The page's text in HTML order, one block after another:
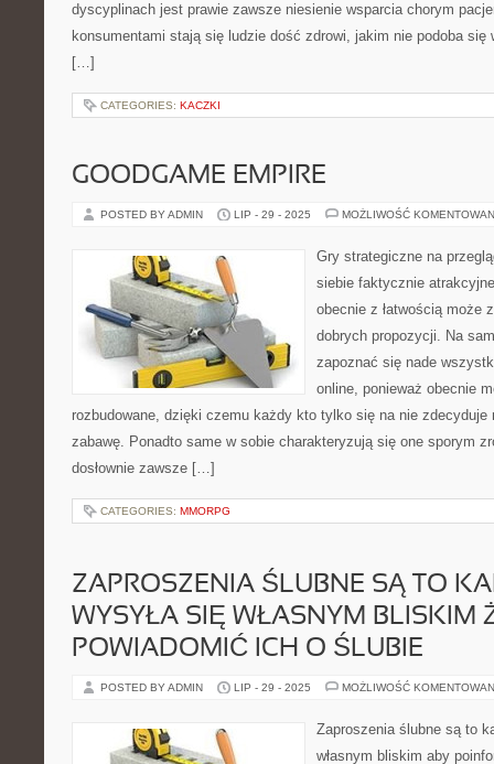
dyscyplinach jest prawie zawsze niesienie wsparcia chorym
konsumentami stają się ludzie dość zdrowi, jakim nie podoba się
[…]
CATEGORIES: KACZKI
GOODGAME EMPIRE
POSTED BY ADMIN LIP - 29 - 2025 MOŻLIWOŚĆ
Gry strategiczne na
siebie faktycznie
obecnie z łatwością może
dobrych propozycji. Na
zapoznać się nade
online, ponieważ obecnie
rozbudowane, dzięki czemu każdy kto tylko się na nie
zabawę. Ponadto same w sobie charakteryzują się one sporym
dosłownie zawsze […]
CATEGORIES: MMORPG
ZAPROSZENIA ŚLUBNE SĄ TO
WYSYŁA SIĘ WŁASNYM BLISKIM
POWIADOMIĆ ICH O ŚLUBIE
POSTED BY ADMIN LIP - 29 - 2025 MOŻLIWOŚĆ
Zaproszenia ślubne są to
własnym bliskim aby